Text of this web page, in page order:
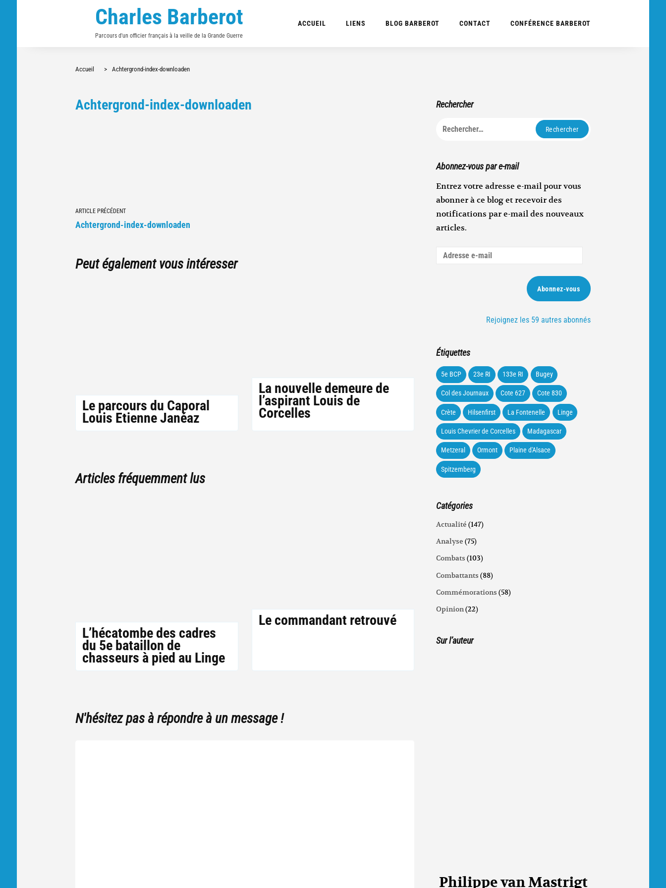
Charles Barberot
Parcours d'un officier français à la veille de la Grande Guerre
ACCUEIL LIENS BLOG BARBEROT CONTACT CONFÉRENCE BARBEROT
Accueil > Achtergrond-index-downloaden
Achtergrond-index-downloaden
Navigation
vers
ARTICLE PRÉCÉDENT
Achtergrond-index-downloaden
Peut également vous intéresser
Le parcours du Caporal
Louis Etienne Janéaz
La nouvelle demeure de
l’aspirant Louis de
Corcelles
Articles fréquemment lus
L’hécatombe des cadres
du 5e bataillon de
chasseurs à pied au Linge
Le commandant retrouvé
N'hésitez pas à répondre à un message !
Rechercher
Rechercher :
Abonnez-vous par e-mail
Entrez votre adresse e-mail pour vous
abonner à ce blog et recevoir des
notifications par e-mail des nouveaux
articles.
Adresse
Abonnez-vous
Rejoignez les 59 autres abonnés
Étiquettes
5e BCP 23e RI 133e RI Bugey
Col des Journaux Cote 627 Cote 830
Crète Hilsenfirst La Fontenelle Linge
Louis Chevrier de Corcelles Madagascar
Metzeral Ormont Plaine d'Alsace
Spitzemberg
Catégories
Actualité (147)
Analyse (75)
Combats (103)
Combattants (88)
Commémorations (58)
Opinion(22)
Sur l’auteur
Philippe van Mastrigt